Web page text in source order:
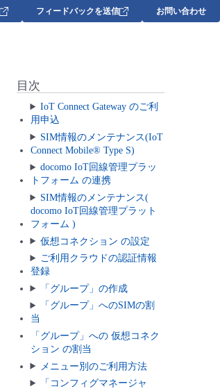
フィードバックを送信 お問い合わせ
目次
IoT Connect Gateway のご利
用申込
SIM情報のメンテナンス(IoT
Connect Mobile® Type S)
docomo IoT回線管理プラッ
トフォーム の連携
SIM情報のメンテナンス(
docomo IoT回線管理プラット
フォーム )
仮想コネクション の設定
ご利用クラウドの認証情報
登録
「グループ」の作成
「グループ」へのSIMの割
当
「グループ」への 仮想コネク
ション の割当
メニュー別のご利用方法
「コンフィグマネージャ